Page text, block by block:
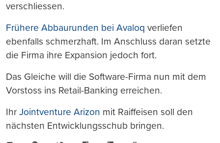
verschliessen.
Frühere Abbaurunden bei Avaloq verliefen
ebenfalls schmerzhaft. Im Anschluss daran setzte
die Firma ihre Expansion jedoch fort.
Das Gleiche will die Software-Firma nun mit dem
Vorstoss ins Retail-Banking erreichen.
Ihr Jointventure Arizon mit Raiffeisen soll den
nächsten Entwicklungsschub bringen.